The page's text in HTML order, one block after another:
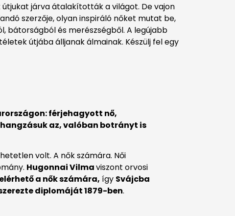
útjukat járva átalakították a világot. De vajon
szerzője, olyan inspiráló nőket mutat be,
bátorságból és merészségből. A legújabb
útjába álljanak álmainak. Készülj fel egy
férjehagyott nő,
az, valóban botrányt is
volt. A nők számára. Női
Hugonnai Vilmaviszont orvosi
a nők számára, így Svájcba
diplomáját 1879-ben.